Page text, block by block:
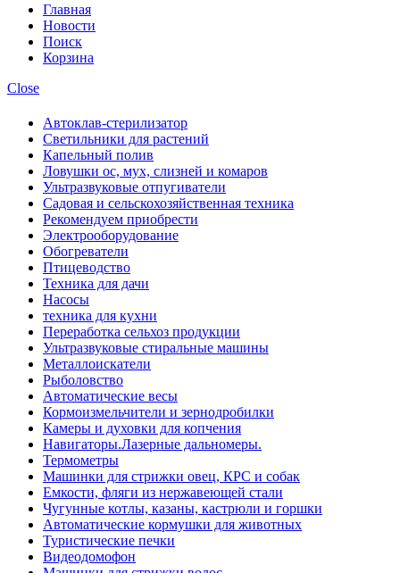
Главная
Новости
Поиск
Корзина
Close
Автоклав-стерилизатор
Светильники для растений
Капельный полив
Ловушки ос, мух, слизней и комаров
Ультразвуковые отпугиватели
Садовая и сельскохозяйственная техника
Рекомендуем приобрести
Электрооборудование
Обогреватели
Птицеводство
Техника для дачи
Насосы
техника для кухни
Переработка сельхоз продукции
Ультразвуковые стиральные машины
Металлоискатели
Рыболовство
Автоматические весы
Кормоизмельчители и зернодробилки
Камеры и духовки для копчения
Навигаторы.Лазерные дальномеры.
Термометры
Машинки для стрижки овец, КРС и собак
Емкости, фляги из нержавеющей стали
Чугунные котлы, казаны, кастрюли и горшки
Автоматические кормушки для животных
Туристические печки
Видеодомофон